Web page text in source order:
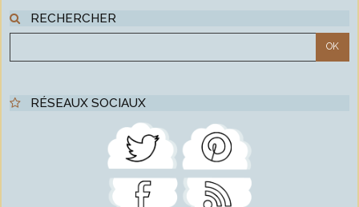
RECHERCHER
RÉSEAUX SOCIAUX